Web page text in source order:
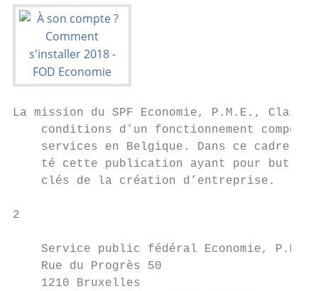
La mission du SPF Economie, P.M.E.,
conditions d’un fonctionnement
services en Belgique. Dans ce cadre,
té cette publication ayant pour but
    clés de la création d’entreprise.
2
Service public fédéral Economie,
    Rue du Progrès 50
    1210 Bruxelles